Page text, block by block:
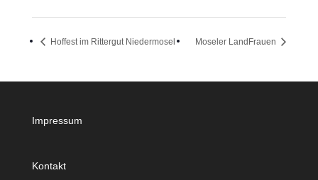
Hoffest im Rittergut Niedermosel Moseler LandFrauen
Impressum
Kontakt